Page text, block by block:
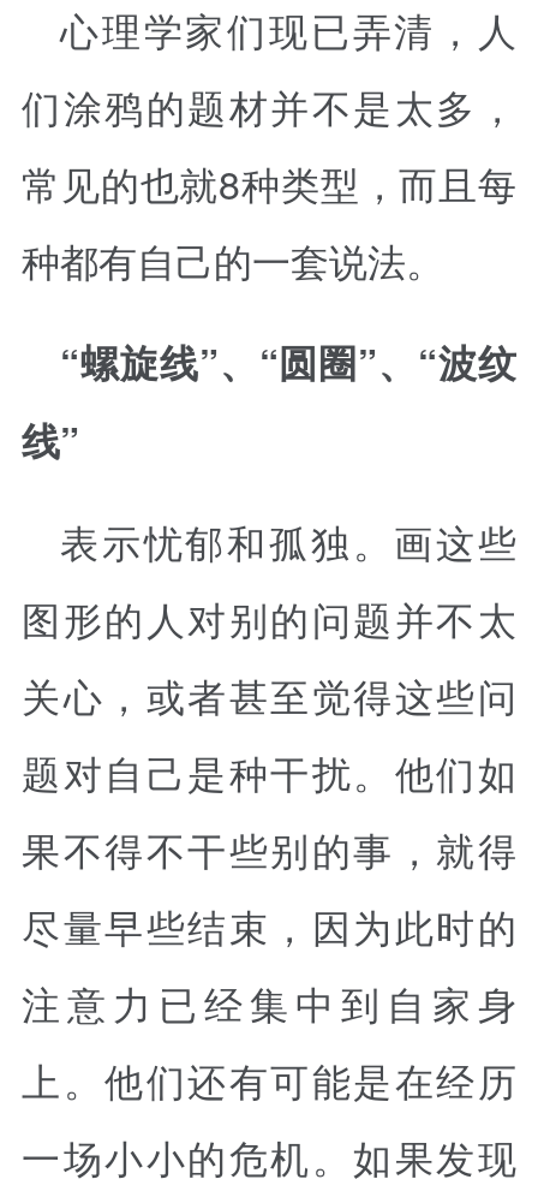
心理学家们现已弄清，人
们涂鸦的题材并不是太多，
常见的也就8种类型，而且每
种都有自己的一套说法。
“螺旋线”、“圆圈”、“波纹
线”
表示忧郁和孤独。画这些
图形的人对别的问题并不太
关心，或者甚至觉得这些问
题对自己是种干扰。他们如
果不得不干些别的事，就得
尽量早些结束，因为此时的
注意力已经集中到自家身
上。他们还有可能是在经历
一场小小的危机。如果发现